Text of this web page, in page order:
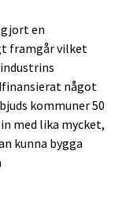
gjort en
framgår vilket
något
kommuner 50
med lika mycket,
kunna bygga